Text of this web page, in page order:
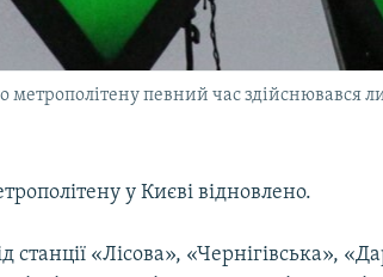
метрополітену певний час здійснювався
у Києві відновлено.
«Лісова», «Чернігівська»,